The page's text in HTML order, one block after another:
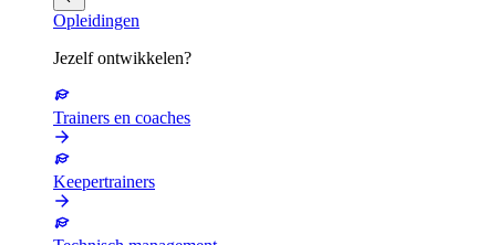
Opleidingen
Jezelf ontwikkelen?
Trainers en coaches
Keepertrainers